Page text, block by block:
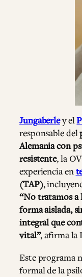
Jungaberley el
responsable del
Alemania con
resistente, la
experiencia en
(TAP),
“No tratamos a
forma aislada,
integral que
vital”, afirma la
Este programa
formal de la